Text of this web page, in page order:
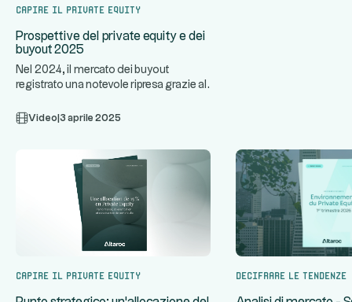
Capire il private equity
Prospettive del private equity e dei
buyout 2025
Nel 2024, il mercato dei buyout
registrato una notevole ripresa grazie al
Video 3 aprile 2025
Capire il private equity Decifrare le tendenze